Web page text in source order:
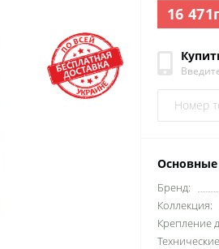
16
Основные
Бренд:
Коллекция:
Крепление